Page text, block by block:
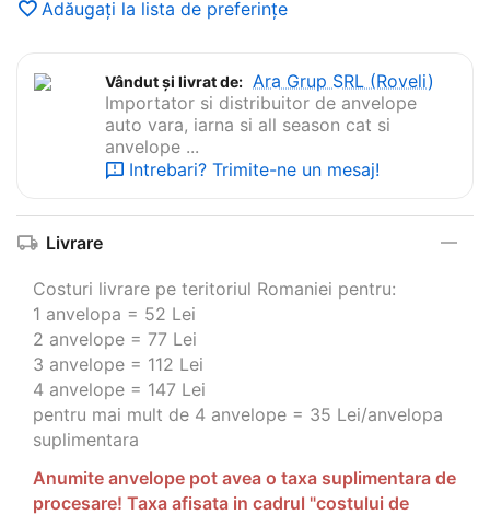
Adăugați la lista de preferințe
Vândut și livrat de: Ara Grup SRL (Roveli)
Importator si distribuitor de anvelope
auto vara, iarna si all season cat si
anvelope ...
Intrebari? Trimite-ne un mesaj!
Livrare
Costuri livrare pe teritoriul Romaniei pentru:
1 anvelopa = 52 Lei
2 anvelope = 77 Lei
3 anvelope = 112 Lei
4 anvelope = 147 Lei
pentru mai mult de 4 anvelope = 35 Lei/anvelopa
suplimentara
Anumite anvelope pot avea o taxa suplimentara de
procesare! Taxa afisata in cadrul "costului de